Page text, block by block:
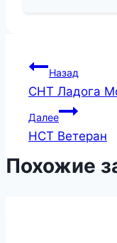
по
записям
Назад
СНТ Ладога
Далее
НСТ Ветеран
Похожие